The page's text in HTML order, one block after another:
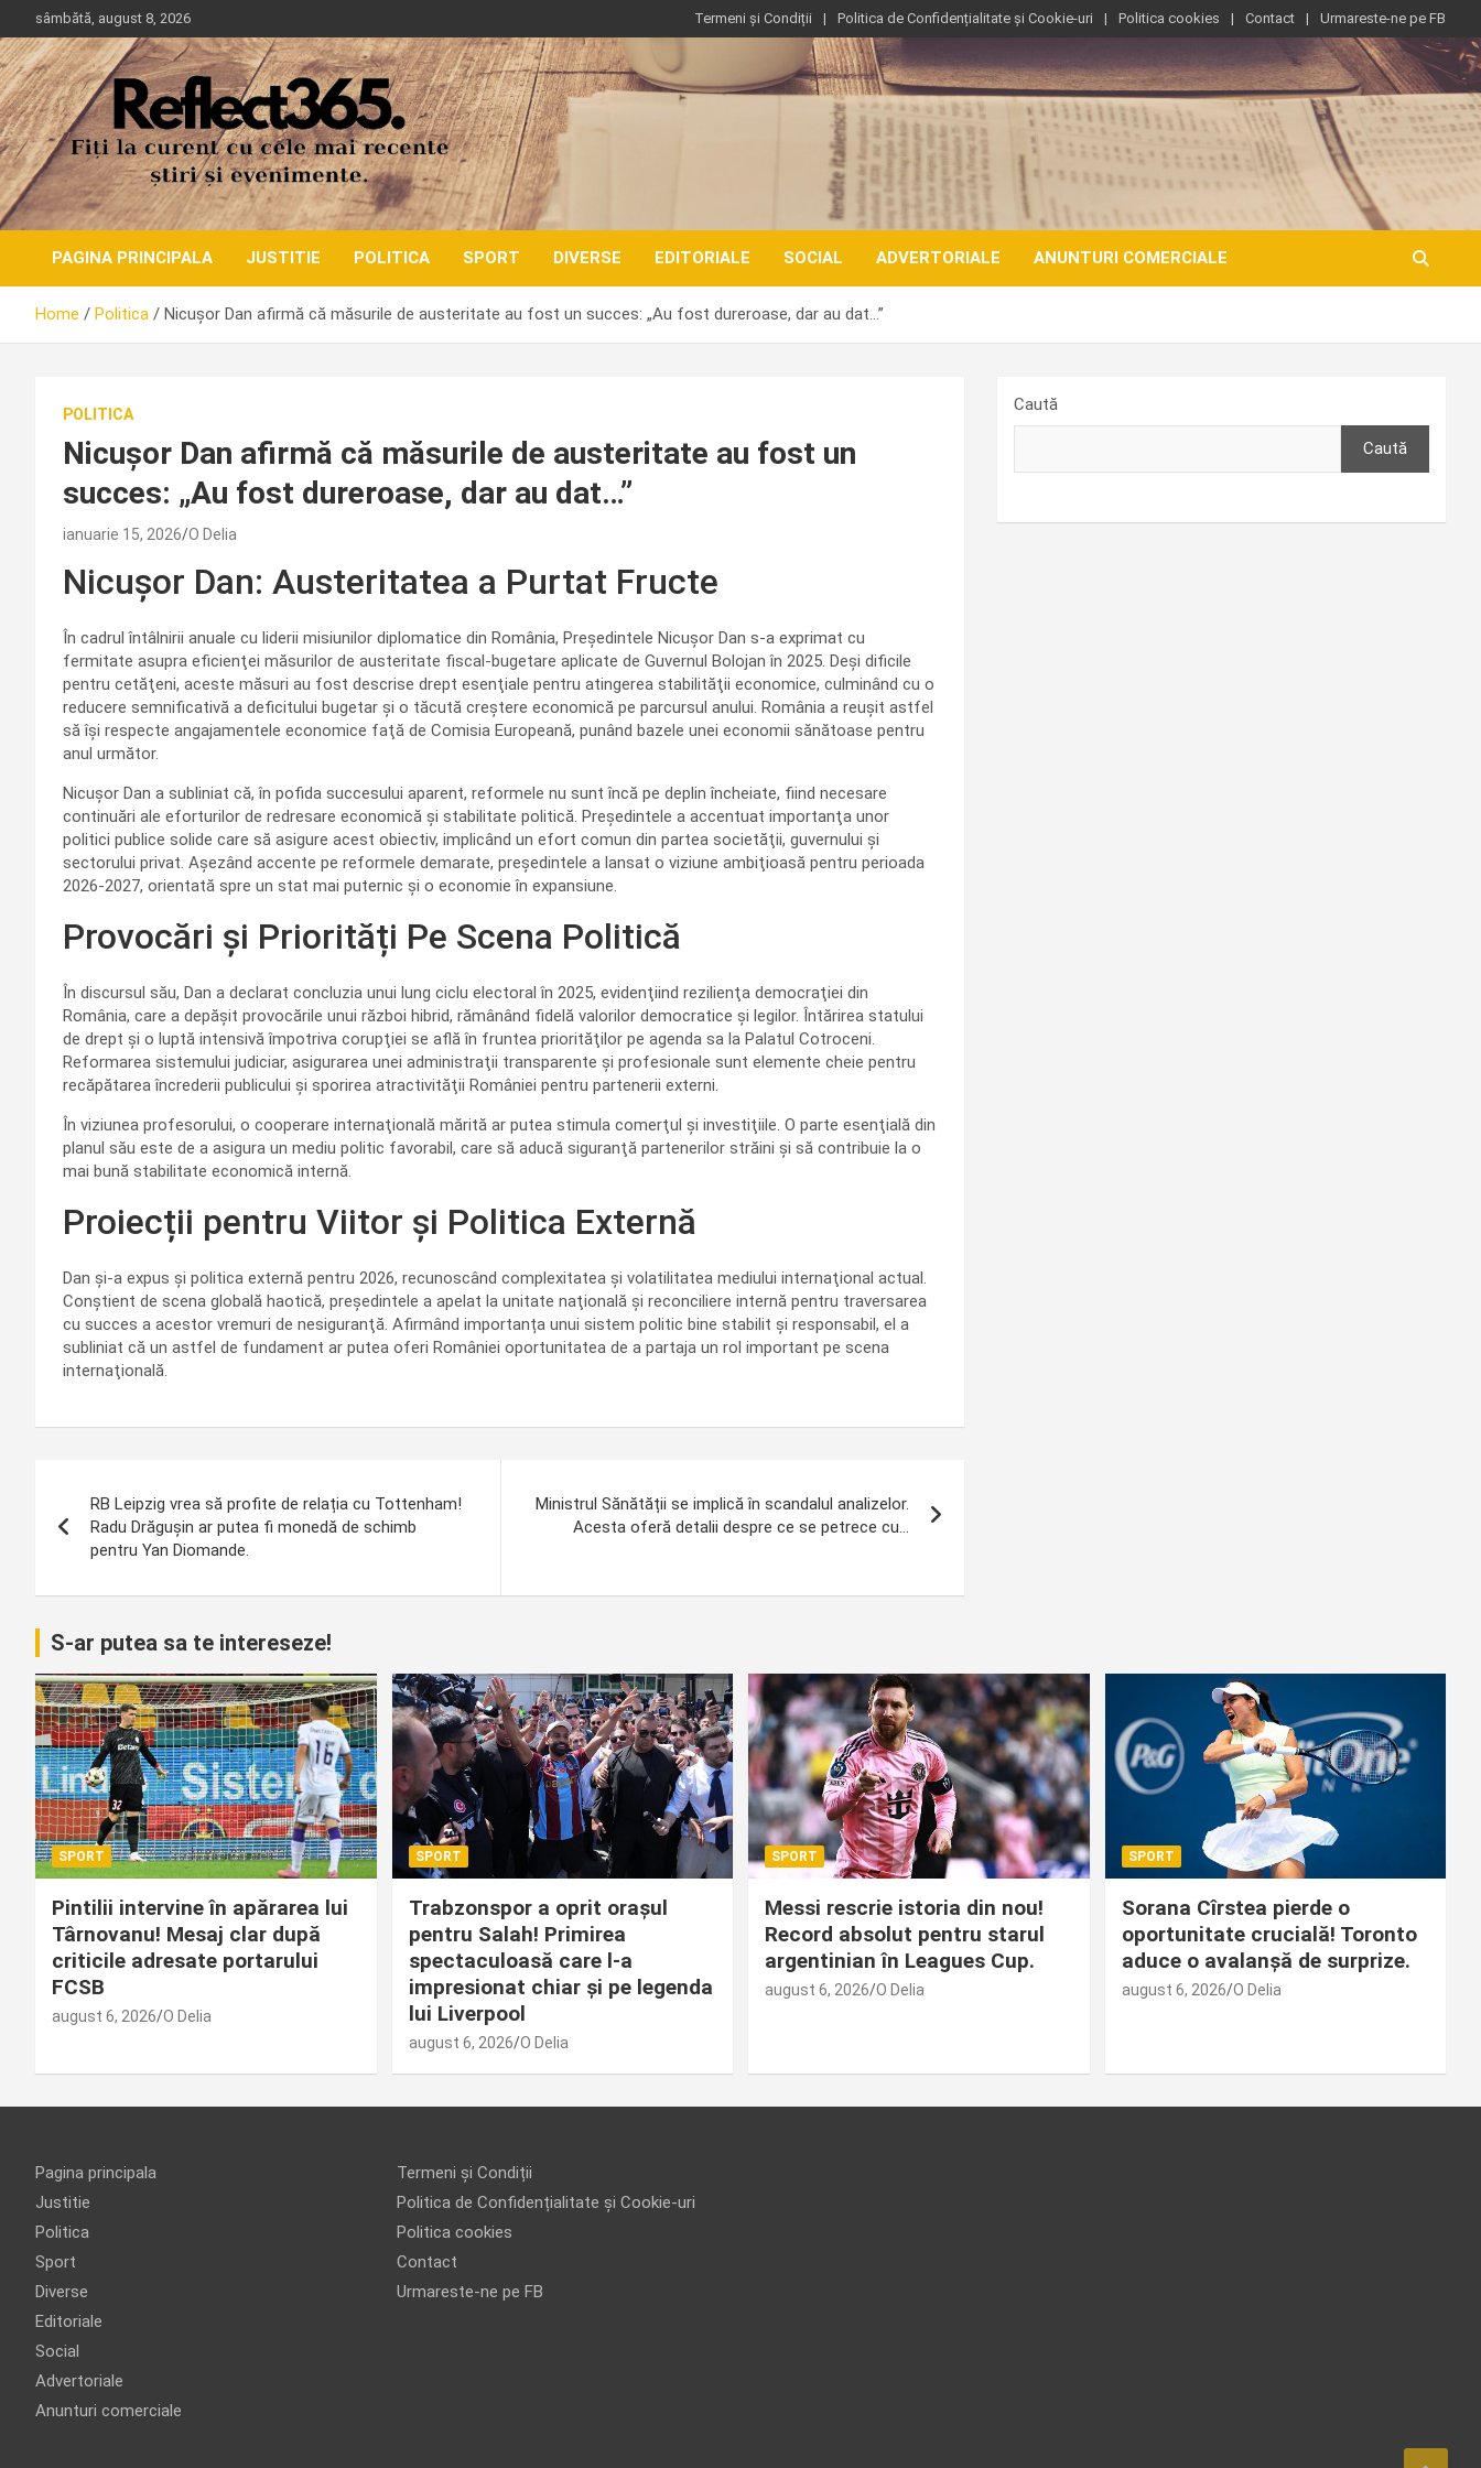
to
content
sâmbătă, august 8, 2026 Termeni și Condiții Politica de Confidențialitate și Cookie-uri Politica cookies Contact Urmareste-ne pe FB
PAGINA PRINCIPALA JUSTITIE POLITICA SPORT DIVERSE EDITORIALE SOCIAL ADVERTORIALE ANUNTURI COMERCIALE
Home Politica Nicușor Dan afirmă că măsurile de austeritate au fost un succes: „Au fost dureroase, dar au dat…”
POLITICA
Nicușor Dan afirmă că măsurile de austeritate au fost un
succes: „Au fost dureroase, dar au dat…”
ianuarie 15, 2026 O Delia
Nicuşor Dan: Austeritatea a Purtat Fructe
În cadrul întâlnirii anuale cu liderii misiunilor diplomatice din România, Preşedintele Nicuşor Dan s-a exprimat cu
fermitate asupra eficienţei măsurilor de austeritate fiscal-bugetare aplicate de Guvernul Bolojan în 2025. Deşi dificile
pentru cetăţeni, aceste măsuri au fost descrise drept esenţiale pentru atingerea stabilităţii economice, culminând cu o
reducere semnificativă a deficitului bugetar şi o tăcută creştere economică pe parcursul anului. România a reuşit astfel
să îşi respecte angajamentele economice faţă de Comisia Europeană, punând bazele unei economii sănătoase pentru
anul următor.
Nicuşor Dan a subliniat că, în pofida succesului aparent, reformele nu sunt încă pe deplin încheiate, fiind necesare
continuări ale eforturilor de redresare economică şi stabilitate politică. Președintele a accentuat importanţa unor
politici publice solide care să asigure acest obiectiv, implicând un efort comun din partea societăţii, guvernului şi
sectorului privat. Aşezând accente pe reformele demarate, președintele a lansat o viziune ambiţioasă pentru perioada
2026-2027, orientată spre un stat mai puternic şi o economie în expansiune.
Provocări și Priorități Pe Scena Politică
În discursul său, Dan a declarat concluzia unui lung ciclu electoral în 2025, evidenţiind rezilienţa democraţiei din
România, care a depăşit provocările unui război hibrid, rămânând fidelă valorilor democratice şi legilor. Întărirea statului
de drept şi o luptă intensivă împotriva corupţiei se află în fruntea priorităţilor pe agenda sa la Palatul Cotroceni.
Reformarea sistemului judiciar, asigurarea unei administraţii transparente şi profesionale sunt elemente cheie pentru
recăpătarea încrederii publicului şi sporirea atractivităţii României pentru partenerii externi.
În viziunea profesorului, o cooperare internaţională mărită ar putea stimula comerţul şi investiţiile. O parte esenţială din
planul său este de a asigura un mediu politic favorabil, care să aducă siguranţă partenerilor străini şi să contribuie la o
mai bună stabilitate economică internă.
Proiecții pentru Viitor și Politica Externă
Dan şi-a expus şi politica externă pentru 2026, recunoscând complexitatea şi volatilitatea mediului internaţional actual.
Conştient de scena globală haotică, preşedintele a apelat la unitate naţională şi reconciliere internă pentru traversarea
cu succes a acestor vremuri de nesiguranţă. Afirmând importanța unui sistem politic bine stabilit și responsabil, el a
subliniat că un astfel de fundament ar putea oferi României oportunitatea de a partaja un rol important pe scena
internaţională.
în
articole
RB Leipzig vrea să profite de relația cu Tottenham!
Radu Drăgușin ar putea fi monedă de schimb
pentru Yan Diomande.
Ministrul Sănătății se implică în scandalul analizelor.
Acesta oferă detalii despre ce se petrece cu…
Caută
Caută
S-ar putea sa te intereseze!
SPORT
Pintilii intervine în apărarea lui
Târnovanu! Mesaj clar după
criticile adresate portarului
FCSB
august 6, 2026 O Delia
SPORT
Trabzonspor a oprit orașul
pentru Salah! Primirea
spectaculoasă care l-a
impresionat chiar și pe legenda
lui Liverpool
august 6, 2026 O Delia
SPORT
Messi rescrie istoria din nou!
Record absolut pentru starul
argentinian în Leagues Cup.
august 6, 2026 O Delia
SPORT
Sorana Cîrstea pierde o
oportunitate crucială! Toronto
aduce o avalanșă de surprize.
august 6, 2026 O Delia
Pagina principala
Justitie
Politica
Sport
Diverse
Editoriale
Social
Advertoriale
Anunturi comerciale
Termeni și Condiții
Politica de Confidențialitate și Cookie-uri
Politica cookies
Contact
Urmareste-ne pe FB